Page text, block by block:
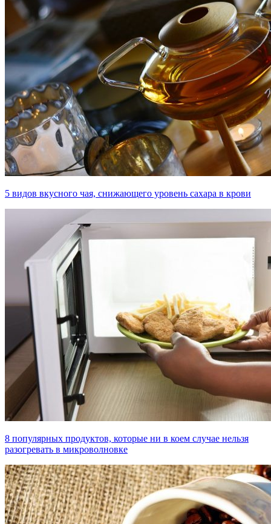
5 видов вкусного чая, снижающего уровень сахара в крови
8 популярных продуктов, которые ни в коем случае нельзя
разогревать в микроволновке